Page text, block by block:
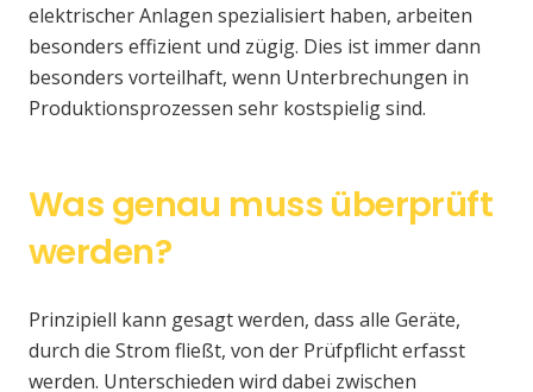
elektrischer Anlagen spezialisiert haben, arbeiten
besonders effizient und zügig. Dies ist immer dann
besonders vorteilhaft, wenn Unterbrechungen in
Produktionsprozessen sehr kostspielig sind.
Was genau muss überprüft
werden?
Prinzipiell kann gesagt werden, dass alle Geräte,
durch die Strom fließt, von der Prüfpflicht erfasst
werden. Unterschieden wird dabei zwischen